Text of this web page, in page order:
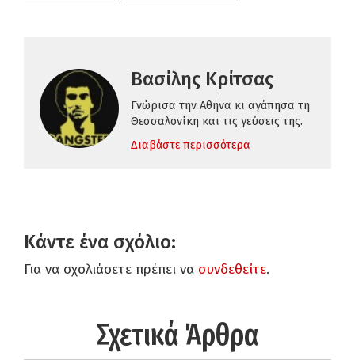
Βασίλης Κρίτσας
Γνώρισα την Αθήνα κι αγάπησα τη
Θεσσαλονίκη και τις γεύσεις της.
Διαβάστε περισσότερα
Κάντε ένα σχόλιο:
Για να σχολιάσετε πρέπει να συνδεθείτε.
Σχετικά Άρθρα